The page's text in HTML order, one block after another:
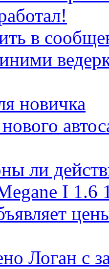
в
новичка
ли
I 1.6
Логан с